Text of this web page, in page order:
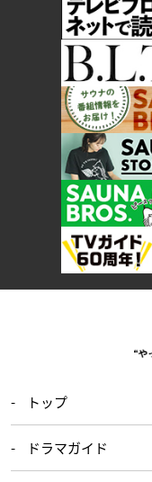
トップ
ドラマガイド